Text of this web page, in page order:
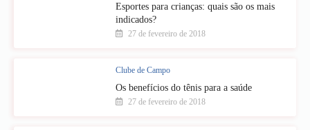
Esportes para crianças: quais são os mais
indicados?
27 de fevereiro de 2018
Clube de Campo
Os benefícios do tênis para a saúde
27 de fevereiro de 2018